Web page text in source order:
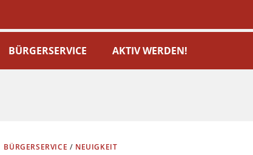
BÜRGERSERVICE AKTIV WERDEN!
BÜRGERSERVICE / NEUIGKEIT